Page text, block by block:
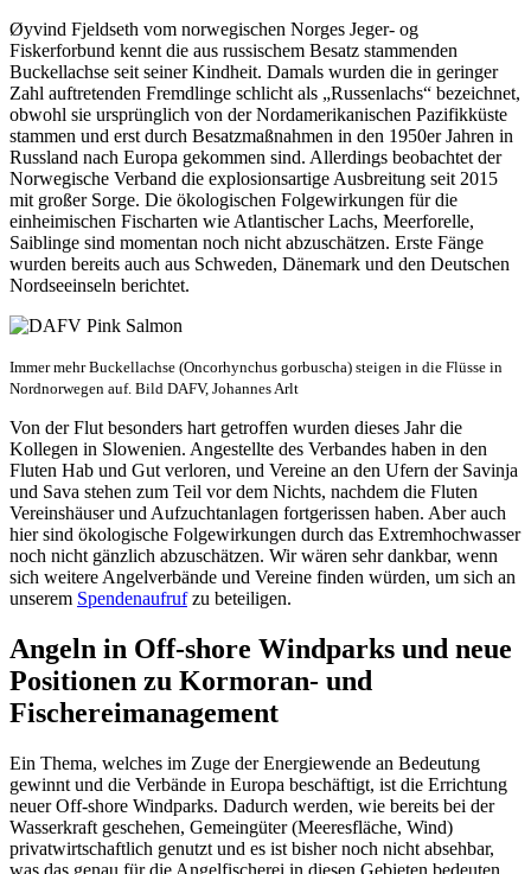
Øyvind Fjeldseth vom norwegischen Norges Jeger- og
Fiskerforbund kennt die aus russischem Besatz stammenden
Buckellachse seit seiner Kindheit. Damals wurden die in geringer
Zahl auftretenden Fremdlinge schlicht als „Russenlachs“ bezeichnet,
obwohl sie ursprünglich von der Nordamerikanischen Pazifikküste
stammen und erst durch Besatzmaßnahmen in den 1950er Jahren in
Russland nach Europa gekommen sind. Allerdings beobachtet der
Norwegische Verband die explosionsartige Ausbreitung seit 2015
mit großer Sorge. Die ökologischen Folgewirkungen für die
einheimischen Fischarten wie Atlantischer Lachs, Meerforelle,
Saiblinge sind momentan noch nicht abzuschätzen. Erste Fänge
wurden bereits auch aus Schweden, Dänemark und den Deutschen
Nordseeinseln berichtet.
Immer mehr Buckellachse (Oncorhynchus gorbuscha) steigen in die Flüsse in
Nordnorwegen auf. Bild DAFV, Johannes Arlt
Von der Flut besonders hart getroffen wurden dieses Jahr die
Kollegen in Slowenien. Angestellte des Verbandes haben in den
Fluten Hab und Gut verloren, und Vereine an den Ufern der Savinja
und Sava stehen zum Teil vor dem Nichts, nachdem die Fluten
Vereinshäuser und Aufzuchtanlagen fortgerissen haben. Aber auch
hier sind ökologische Folgewirkungen durch das Extremhochwasser
noch nicht gänzlich abzuschätzen. Wir wären sehr dankbar, wenn
sich weitere Angelverbände und Vereine finden würden, um sich an
unserem Spendenaufrufzu beteiligen.
Angeln in Off-shore Windparks und neue
Positionen zu Kormoran- und
Fischereimanagement
Ein Thema, welches im Zuge der Energiewende an Bedeutung
gewinnt und die Verbände in Europa beschäftigt, ist die Errichtung
neuer Off-shore Windparks. Dadurch werden, wie bereits bei der
Wasserkraft geschehen, Gemeingüter (Meeresfläche, Wind)
privatwirtschaftlich genutzt und es ist bisher noch nicht absehbar,
was das genau für die Angelfischerei in diesen Gebieten bedeuten